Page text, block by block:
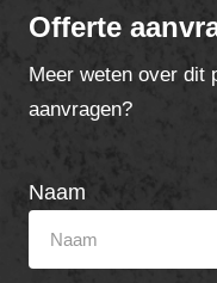
Offerte
Meer weten over dit
aanvragen?
Naam